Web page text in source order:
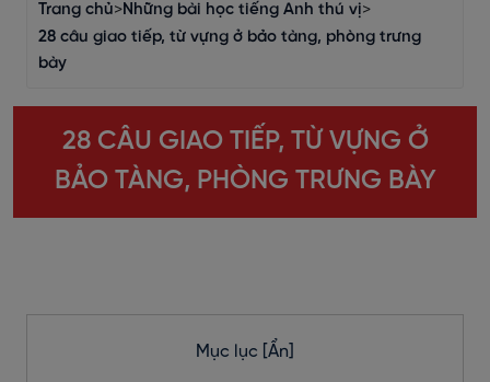
Trang chủ>Những bài học tiếng Anh thú vị>
28 câu giao tiếp, từ vựng ở bảo tàng, phòng trưng
bày
28 CÂU GIAO TIẾP, TỪ VỰNG Ở
BẢO TÀNG, PHÒNG TRƯNG BÀY
Mục lục [Ẩn]